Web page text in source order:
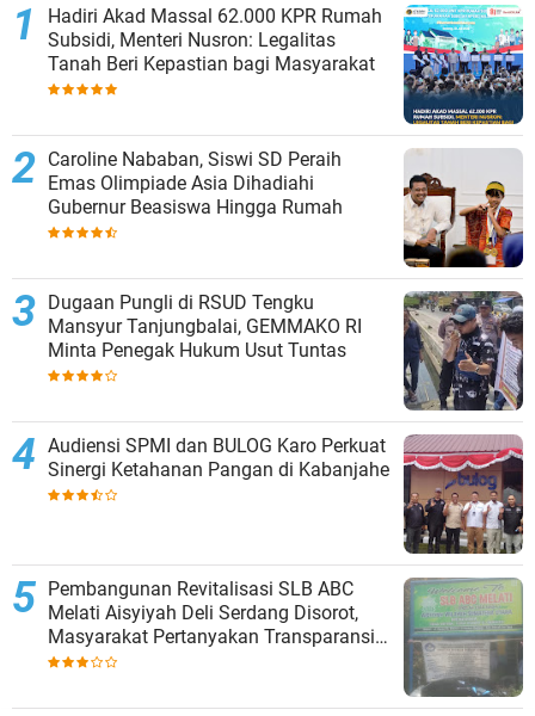
Hadiri Akad Massal 62.000 KPR Rumah
Subsidi, Menteri Nusron: Legalitas
Tanah Beri Kepastian bagi Masyarakat
Caroline Nababan, Siswi SD Peraih
Emas Olimpiade Asia Dihadiahi
Gubernur Beasiswa Hingga Rumah
Dugaan Pungli di RSUD Tengku
Mansyur Tanjungbalai, GEMMAKO RI
Minta Penegak Hukum Usut Tuntas
Audiensi SPMI dan BULOG Karo Perkuat
Sinergi Ketahanan Pangan di Kabanjahe
‎Pembangunan Revitalisasi SLB ABC
Melati Aisyiyah Deli Serdang Disorot,
Masyarakat Pertanyakan Transparansi
dan Pagu Anggaran